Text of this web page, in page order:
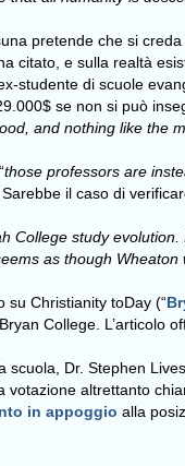
pretende che si
e sulla realtà
di scuole
se non si può
and nothing like the
those professors are
il caso di
College study
as though
su Christianity toDay (“
College. L’articolo
Dr. Stephen
altrettanto
in appoggio alla